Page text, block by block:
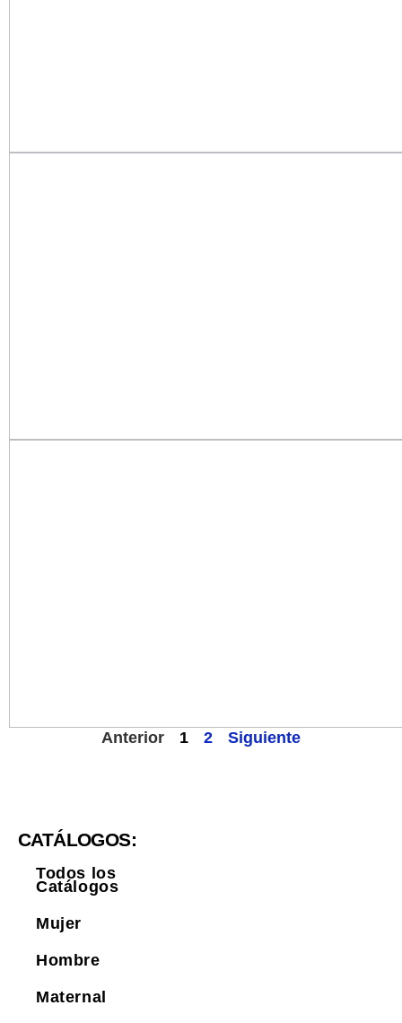
Anterior 1 2 Siguiente
CATÁLOGOS:
Todos los
Catálogos
Mujer
Hombre
Maternal